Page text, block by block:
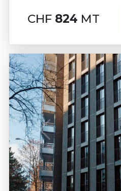
CHF 824 MT